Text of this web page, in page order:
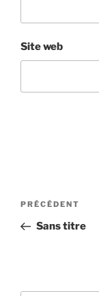
Site web
Navigation
l’article
Article
précédent
PRÉCÉDENT
Sans titre